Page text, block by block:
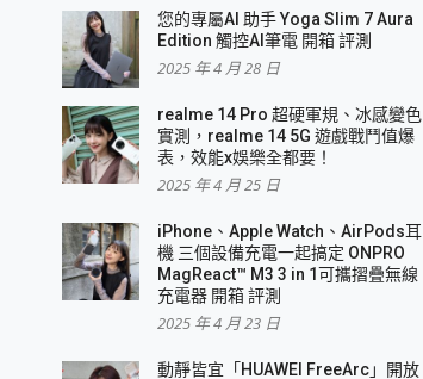
您的專屬AI 助手 Yoga Slim 7 Aura
Edition 觸控AI筆電 開箱 評測
2025 年 4 月 28 日
realme 14 Pro 超硬軍規、冰感變色
實測，realme 14 5G 遊戲戰鬥值爆
表，效能x娛樂全都要！
2025 年 4 月 25 日
iPhone、Apple Watch、AirPods耳
機 三個設備充電一起搞定 ONPRO
MagReact™ M3 3 in 1可攜摺疊無線
充電器 開箱 評測
2025 年 4 月 23 日
動靜皆宜「HUAWEI FreeArc」開放